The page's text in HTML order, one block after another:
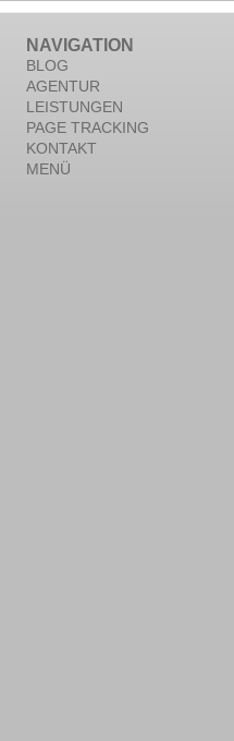
NAVIGATION
BLOG
AGENTUR
LEISTUNGEN
PAGE TRACKING
KONTAKT
MENÜ